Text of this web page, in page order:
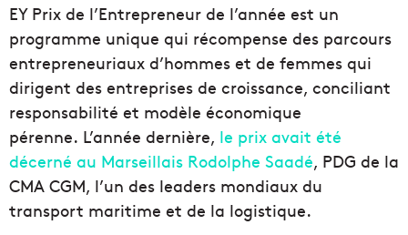
EY Prix de l’Entrepreneur de l’année est un
programme unique qui récompense des parcours
entrepreneuriaux d’hommes et de femmes qui
dirigent des entreprises de croissance, conciliant
responsabilité et modèle économique
pérenne. L’année dernière, le prix avait été
décerné au Marseillais Rodolphe Saadé, PDG de la
CMA CGM, l’un des leaders mondiaux du
transport maritime et de la logistique.